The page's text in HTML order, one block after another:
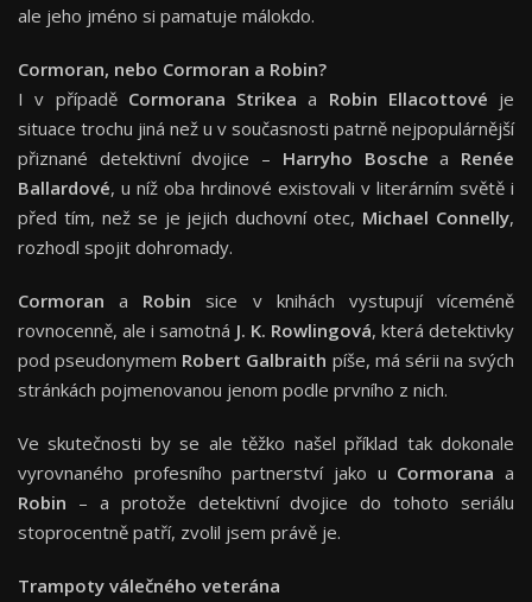
ale jeho jméno si pamatuje málokdo.
Cormoran, nebo Cormoran a Robin?
I v případě Cormorana Strikea a Robin Ellacottové je
situace trochu jiná než u v současnosti patrně nejpopulárnější
přiznané detektivní dvojice – Harryho Bosche a Renée
Ballardové, u níž oba hrdinové existovali v literárním světě i
před tím, než se je jejich duchovní otec, Michael Connelly,
rozhodl spojit dohromady.
Cormoran a Robin sice v knihách vystupují víceméně
rovnocenně, ale i samotná J. K. Rowlingová, která detektivky
pod pseudonymem Robert Galbraith píše, má sérii na svých
stránkách pojmenovanou jenom podle prvního z nich.
Ve skutečnosti by se ale těžko našel příklad tak dokonale
vyrovnaného profesního partnerství jako u Cormorana a
Robin – a protože detektivní dvojice do tohoto seriálu
stoprocentně patří, zvolil jsem právě je.
Trampoty válečného veterána